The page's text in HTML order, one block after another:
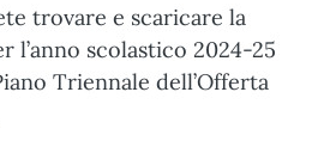
trovare e scaricare la
l’anno scolastico 2024-25
Triennale dell’Offerta